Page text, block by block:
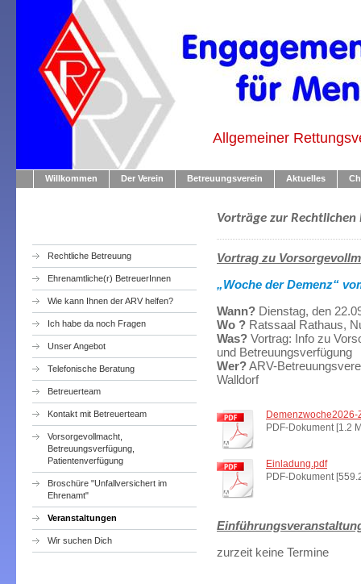
Allgemeiner
Willkommen Der Verein Betreuungsverein Aktuelles
Rechtliche Betreuung
Ehrenamtliche(r) BetreuerInnen
Wie kann Ihnen der ARV helfen?
Ich habe da noch Fragen
Unser Angebot
Telefonische Beratung
Betreuerteam
Kontakt mit Betreuerteam
Vorsorgevollmacht,
Betreuungsverfügung,
Patientenverfügung
Broschüre "Unfallversichert im
Ehrenamt"
Veranstaltungen
Wir suchen Dich
Vorträge zur Rechtlichen
Vortrag zu
„Woche der Demenz“
Wann? Dienstag, den
Wo ? Ratssaal Rathaus,
Was? Vortrag: Info zu
und Betreuungsverfügung
Wer?ARV-
Walldorf
Demenzwoche2026-
PDF-Dokument [1.2
Einladung.pdf
PDF-Dokument
zurzeit keine Termine